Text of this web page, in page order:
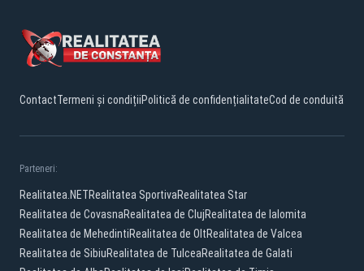
ContactTermeni și condițiiPolitică de confidențialitateCod de conduită
Parteneri:
Realitatea.NETRealitatea SportivaRealitatea Star
Realitatea de CovasnaRealitatea de ClujRealitatea de Ialomita
Realitatea de MehedintiRealitatea de OltRealitatea de Valcea
Realitatea de SibiuRealitatea de TulceaRealitatea de Galati